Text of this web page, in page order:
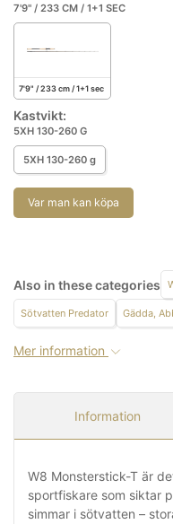
7'9" / 233 CM / 1+1 SEC
7'9" / 233 cm / 1+1 sec
Kastvikt:
5XH 130-260 G
5XH 130-260 g
Var man kan köpa
Also in these categories
Sötvatten Predator Gädda,
Mer information
Information
W8 Monsterstick-T är
sportfiskare som siktar
simmar i sötvatten –